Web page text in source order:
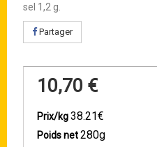
sel 1,2 g.
Partager
10,70 €
Prix/kg38.21€
Poids net280g